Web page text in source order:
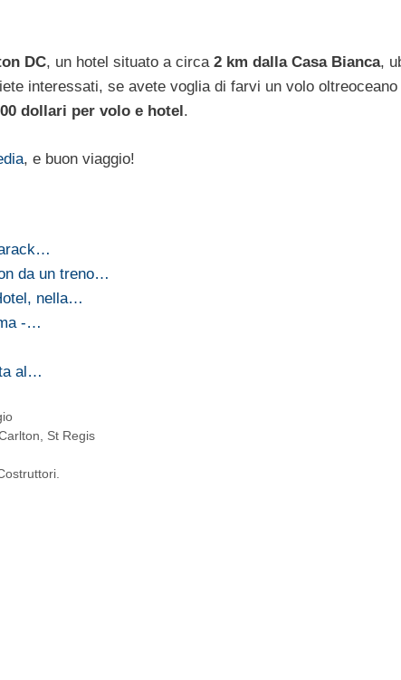
DC, un hotel situato a circa 2 km dalla Casa Bianca,
interessati, se avete voglia di farvi un volo
dollari per volo e hotel.
, e buon viaggio!
da un treno…
nella…
-…
al…
St Regis